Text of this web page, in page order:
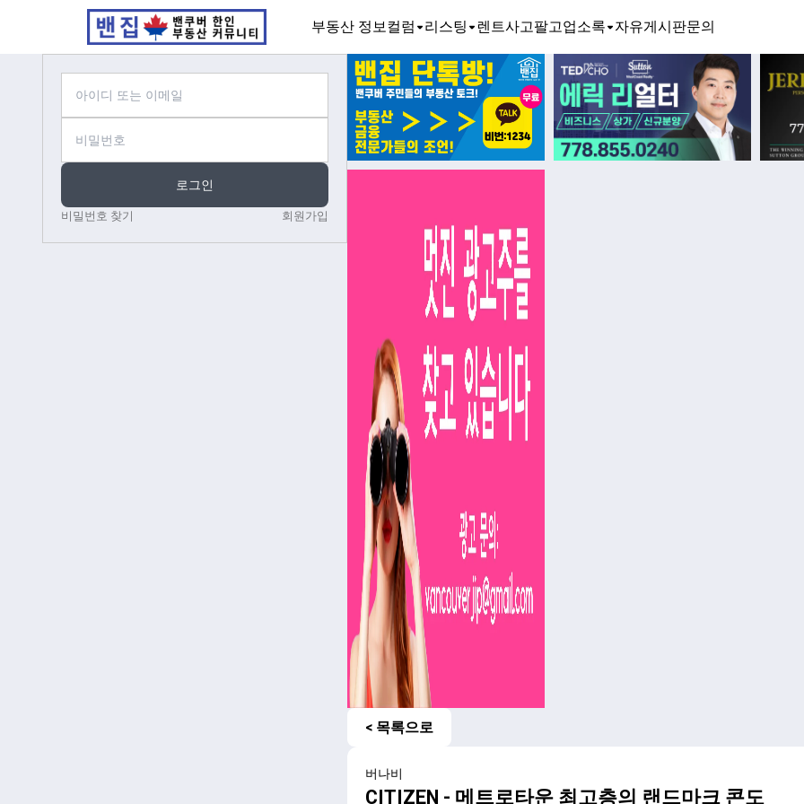
부동산 정보컬럼 리스팅 렌트사고팔고업소록 자유게시판문의
로그인
비밀번호 찾기 회원가입
< 목록으로
버나비
CITIZEN - 메트로타운 최고층의 랜드마크 콘도